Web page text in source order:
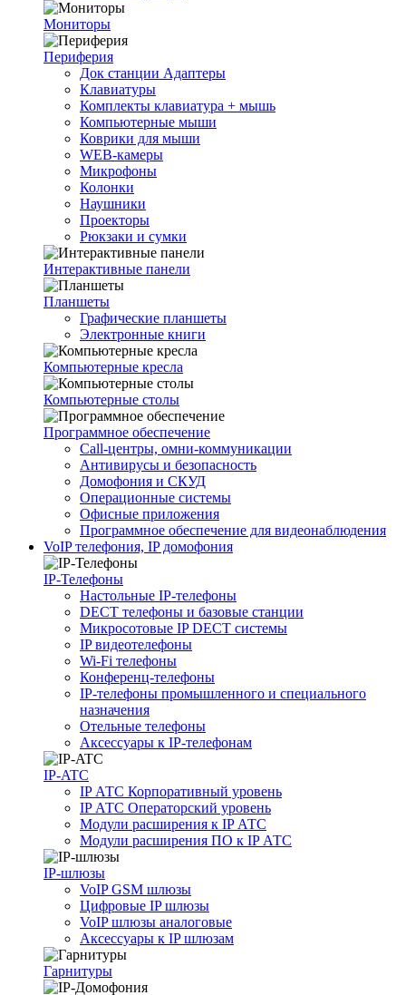
Мониторы
Периферия
Док станции Адаптеры
Клавиатуры
Комплекты клавиатура + мышь
Компьютерные мыши
Коврики для мыши
WEB-камеры
Микрофоны
Колонки
Наушники
Проекторы
Рюкзаки и сумки
Интерактивные панели
Планшеты
Графические планшеты
Электронные книги
Компьютерные кресла
Компьютерные столы
Программное обеспечение
Call-центры, омни-коммуникации
Антивирусы и безопасность
Домофония и СКУД
Операционные системы
Офисные приложения
Программное обеспечение для видеонаблюдения
VoIP телефония, IP домофония
IP-Телефоны
Настольные IP-телефоны
DECT телефоны и базовые станции
Микросотовые IP DECT системы
IP видеотелефоны
Wi-Fi телефоны
Конференц-телефоны
IP-телефоны промышленного и специального
назначения
Отельные телефоны
Аксессуары к IP-телефонам
IP-ATC
IP АТС Корпоративный уровень
IP АТС Операторский уровень
Модули расширения к IP АТС
Модули расширения ПО к IP АТС
IP-шлюзы
VoIP GSM шлюзы
Цифровые IP шлюзы
VoIP шлюзы аналоговые
Аксессуары к IP шлюзам
Гарнитуры